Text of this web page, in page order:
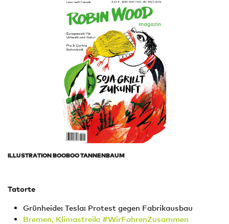
ILLUSTRATION BOOBOO TANNENBAUM
Tatorte
Grünheide: Tesla: Protest gegen Fabrikausbau
Bremen, Klimastreik: #WirFahrenZusammen